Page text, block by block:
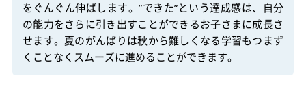
をぐんぐん伸ばします。”できた”という達成感は、自分
の能力をさらに引き出すことができるお子さまに成長さ
せます。夏のがんばりは秋から難しくなる学習もつまず